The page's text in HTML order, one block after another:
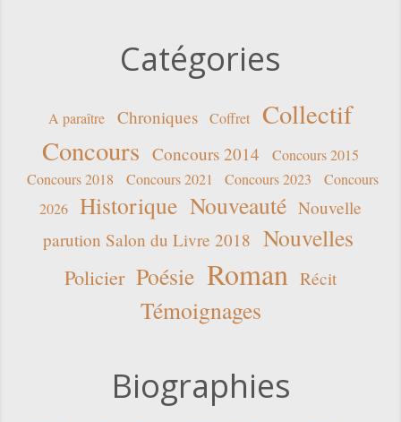
Catégories
A paraître Chroniques Coffret
Collectif
Concours Concours 2014
Concours 2015
Concours 2018
Concours 2021 Concours 2023
Concours
2026
Historique Nouveauté Nouvelle
parution Salon du Livre 2018 Nouvelles
Policier Poésie Roman Récit
Témoignages
Biographies